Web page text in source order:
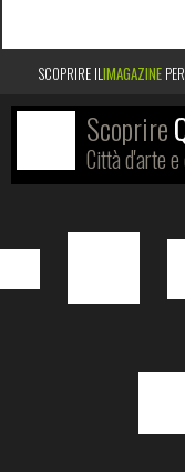
SCOPRIRE ILIMAGAZINE
Scoprire
Città d'arte